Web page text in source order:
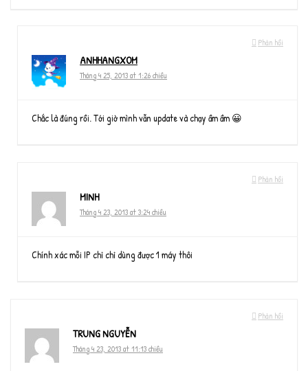
Phản hồi
ANHHANGXOM
Tháng 4 25, 2013 at 1:26 chiều
Chắc là đúng rồi. Tới giờ mình vẫn update và chạy ầm ầm 😀
Phản hồi
MINH
Tháng 4 23, 2013 at 3:24 chiều
Chính xác mỗi IP chỉ chỉ dùng được 1 máy thôi
Phản hồi
TRUNG NGUYỄN
Tháng 4 23, 2013 at 11:13 chiều